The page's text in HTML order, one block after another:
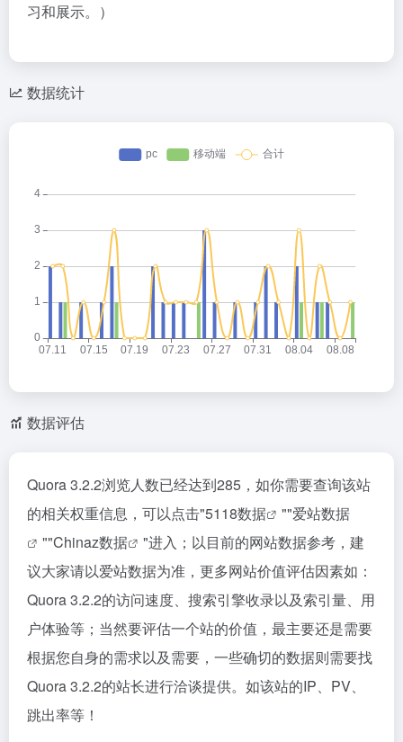
习和展示。）
数据统计
数据评估
Quora 3.2.2浏览人数已经达到285，如你需要查询该站
的相关权重信息，可以点击"5118数据 ""爱站数据
""Chinaz数据
"进入；以目前的网站数据参考，建
议大家请以爱站数据为准，更多网站价值评估因素如：
Quora 3.2.2的访问速度、搜索引擎收录以及索引量、用
户体验等；当然要评估一个站的价值，最主要还是需要
根据您自身的需求以及需要，一些确切的数据则需要找
Quora 3.2.2的站长进行洽谈提供。如该站的IP、PV、
跳出率等！